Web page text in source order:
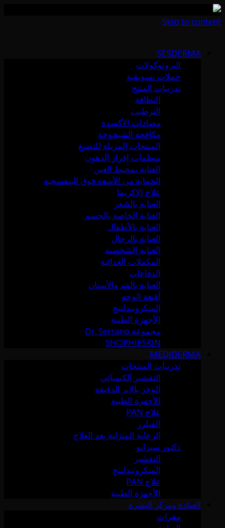
Skip to content
SESDERMA
البروتوكولات
حملات تسويقية
تدريبات المنتج
النظافة
الترطيب
مضادات الأكسدة
مكافحة الشيخوخة
المنتجات المزيلة للتصبغ
منظمات إفراز الدهون
العناية بمحيط العين
الحماية من الأشعة فوق البنفسجية
علاج الإكزيما
العناية بالشعر
العناية الخاصة بالجسم
العناية بالأطفال
العناية بالرجال
العناية الشخصية
المكملات الغذائية
الدفاعات
العناية بالفم والأسنان
أقنعة الوجه
الميكرونيدلينج
الأجهزة الطبية
مجموعة Dr. Serrano
SHOPHIESKIN
MEDIDERMA
تدريبات المنتجات
التقشير الكيميائي
الوخز بالإبر الدقيقة
الأجهزة الطبية
علاج PAN
الفيلرز
الرعاية المنزلية بعد العلاج
دكتور سيرانو
التقشير
الميكرونيدلينج
علاج PAN
الأجهزة الطبية
العيادة ومركز البشرة
مقرات